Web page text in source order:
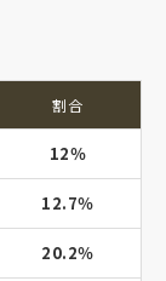
割合
12％
12.7％
20.2％